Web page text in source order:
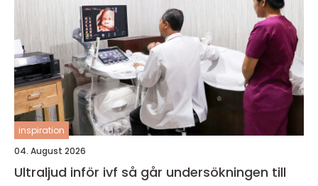
inspiration
04. August 2026
Ultraljud inför ivf så går undersökningen till